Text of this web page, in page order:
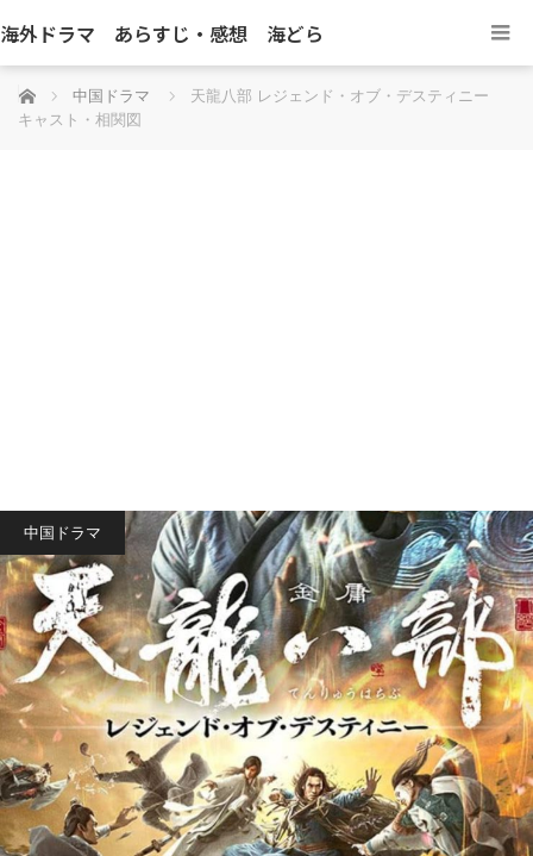
海外ドラマ あらすじ・感想 海どら
ホーム 中国ドラマ
天龍八部 レジェンド・オブ・デスティニー
キャスト・相関図
中国ドラマ